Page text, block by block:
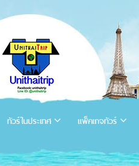
ทัวร์ในประเทศ แพ็คเกจทัวร์